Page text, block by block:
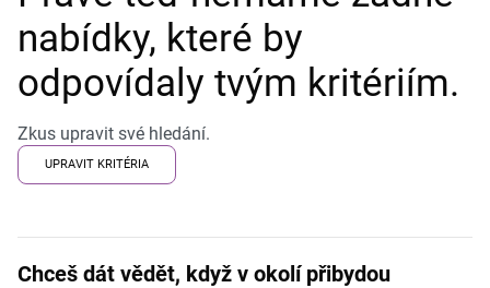
nabídky, které by
odpovídaly tvým kritériím.
Zkus upravit své hledání.
UPRAVIT KRITÉRIA
Chceš dát vědět, když v okolí přibydou